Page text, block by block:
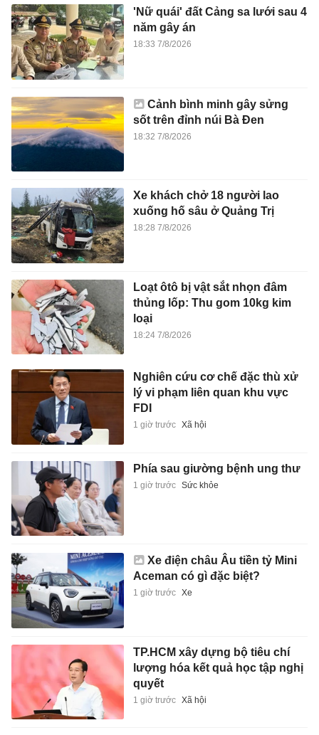
'Nữ quái' đất Cảng sa lưới sau 4
năm gây án
18:33 7/8/2026
Cảnh bình minh gây sửng
sốt trên đỉnh núi Bà Đen
18:32 7/8/2026
Xe khách chở 18 người lao
xuống hố sâu ở Quảng Trị
18:28 7/8/2026
Loạt ôtô bị vật sắt nhọn đâm
thủng lốp: Thu gom 10kg kim
loại
18:24 7/8/2026
Nghiên cứu cơ chế đặc thù xử
lý vi phạm liên quan khu vực
FDI
1 giờ trước Xã hội
Phía sau giường bệnh ung thư
1 giờ trước Sức khỏe
Xe điện châu Âu tiền tỷ Mini
Aceman có gì đặc biệt?
1 giờ trước Xe
TP.HCM xây dựng bộ tiêu chí
lượng hóa kết quả học tập nghị
quyết
1 giờ trước Xã hội